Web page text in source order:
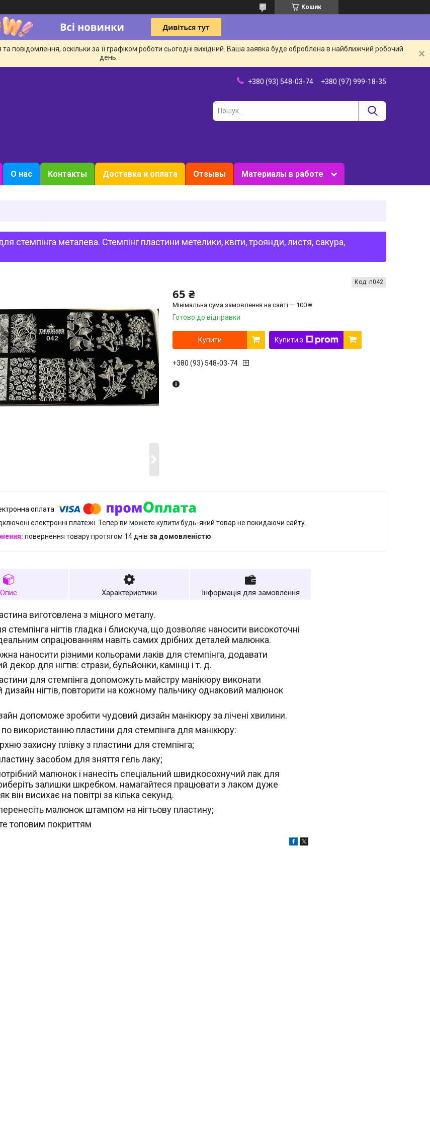
Кошик
повідомлення, оскільки за її графіком роботи сьогодні вихідний. Ваша заявка буде оброблена в найближчий робочий
день.
+380 (93) 548-03-74 +380 (97) 999-18-35
О нас Контакты Доставка и оплата Отзывы Материалы в работе
стемпінга металева. Стемпінг пластини метелики, квіти, троянди, листя, сакура,
65 ₴
Мінімальна сума замовлення на сайті — 100 ₴
Готово до відправки
Код: п042
Купити Купити з
+380 (93) 548-03-74
електронні платежі. Тепер ви можете купити будь-який товар не покидаючи сайту.
повернення товару протягом 14 днів за домовленістю
Опис Характеристики Інформація для замовлення
виготовлена з міцного металу.
стемпінга нігтів гладка і блискуча, що дозволяє наносити високоточні
опрацюванням навіть самих дрібних деталей малюнка.
наносити різними кольорами лаків для стемпінга, додавати
декор для нігтів: стрази, бульйонки, камінці і т. д.
для стемпінга допоможуть майстру манікюру виконати
дизайн нігтів, повторити на кожному пальчику однаковий малюнок
допоможе зробити чудовий дизайн манікюру за лічені хвилини.
по використанню пластини для стемпінга для манікюру:
захисну плівку з пластини для стемпінга;
засобом для зняття гель лаку;
малюнок і нанесіть спеціальний швидкосохнучий лак для
залишки шкребком. намагайтеся працювати з лаком дуже
він висихає на повітрі за кілька секунд.
малюнок штампом на нігтьову пластину;
топовим покриттям